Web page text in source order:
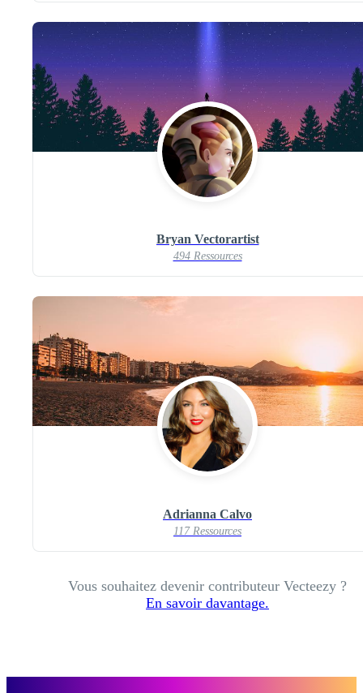
Bryan Vectorartist
494 Ressources
Adrianna Calvo
117 Ressources
Vous souhaitez devenir contributeur Vecteezy ?
En savoir davantage.